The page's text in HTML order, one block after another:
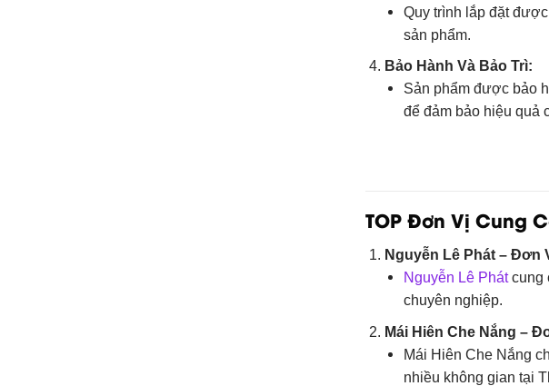
Quy trình lắp đặt
sản phẩm.
Bảo Hành Và Bảo Trì:
Sản phẩm được bảo
để đảm bảo hiệu quả
TOP Đơn Vị Cung
Nguyễn Lê Phát – Đơn
Nguyễn Lê Phátcung
chuyên nghiệp.
Mái Hiên Che Nắng –
Mái Hiên Che Nắng
nhiều không gian tại